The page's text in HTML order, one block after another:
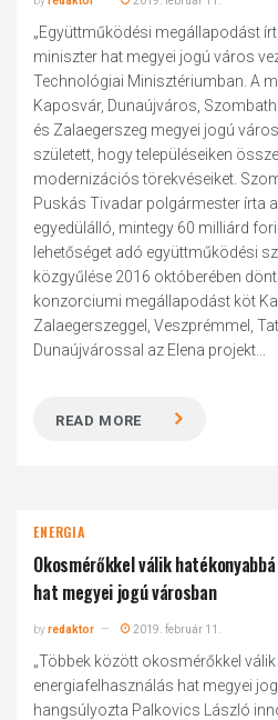
„Együttműködési megállapodást
miniszter hat megyei jogú város
Technológiai Minisztériumban. A
Kaposvár, Dunaújváros,
és Zalaegerszeg megyei jogú
született, hogy településeiken
modernizációs törekvéseiket.
Puskás Tivadar polgármester írta
egyedülálló, mintegy 60 milliárd
lehetőséget adó együttműködési
közgyűlése 2016 októberében
konzorciumi megállapodást köt
Zalaegerszeggel, Veszprémmel,
Dunaújvárossal az Elena projekt...
READ MORE
ENERGIA
Okosmérőkkel válik
hat megyei jogú városban
byredaktor 2019. február 11.
„Többek között okosmérőkkel
energiafelhasználás hat megyei
hangsúlyozta Palkovics László